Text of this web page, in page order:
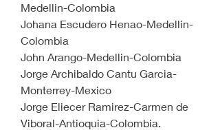
Medellin-Colombia
Johana Escudero Henao-Medellin-
Colombia
John Arango-Medellin-Colombia
Jorge Archibaldo Cantu Garcia-
Monterrey-Mexico
Jorge Eliecer Ramirez-Carmen de
Viboral-Antioquia-Colombia.